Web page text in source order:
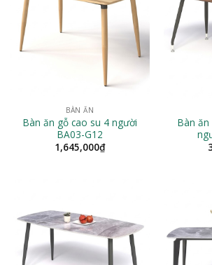
BÀN ĂN
Bàn ăn gỗ cao su 4 người
BA03-G12
1,645,000₫
Bàn